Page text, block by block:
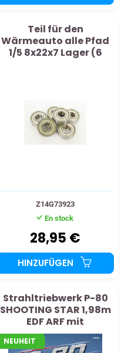
Teil für den
Wärmeauto alle Pfad
1/5 8x22x7 Lager (6
Z14G73923
En stock
28,95 €
HINZUFÜGEN
Strahltriebwerk P-80
SHOOTING STAR 1,98m
EDF ARF mit
elektrischem
Einziehfahrwerk
NEUHEIT